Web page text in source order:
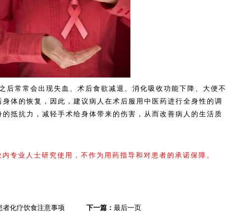
常常会出现失血、术后食欲减退、消化吸收功能下降、大便不
体的恢复，因此，建议病人在术后服用中医药进行全身性的调
抵抗力，减轻手术给身体带来的伤害，从而改善病人的生活质
专业人士研究使用，不作为用药指导和对患者的承诺保障。
者化疗饮食注意事项 下一篇： 最后一页